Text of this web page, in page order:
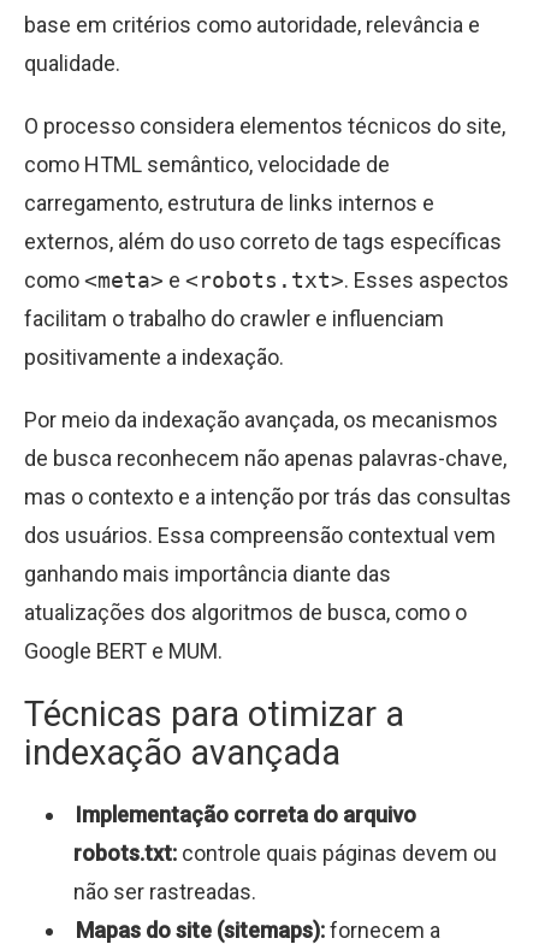
base em critérios como autoridade, relevância e
qualidade.
O processo considera elementos técnicos do site,
como HTML semântico, velocidade de
carregamento, estrutura de links internos e
externos, além do uso correto de tags específicas
como<meta> e <robots.txt>. Esses aspectos
facilitam o trabalho do crawler e influenciam
positivamente a indexação.
Por meio da indexação avançada, os mecanismos
de busca reconhecem não apenas palavras-chave,
mas o contexto e a intenção por trás das consultas
dos usuários. Essa compreensão contextual vem
ganhando mais importância diante das
atualizações dos algoritmos de busca, como o
Google BERT e MUM.
Técnicas para otimizar a
indexação avançada
Implementação correta do arquivo
robots.txt: controle quais páginas devem ou
não ser rastreadas.
Mapas do site (sitemaps):fornecem a